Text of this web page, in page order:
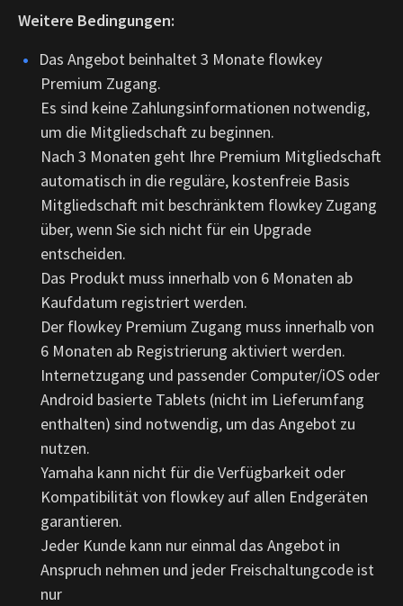
Weitere Bedingungen:
Das Angebot beinhaltet 3 Monate flowkey
Premium Zugang.
Es sind keine Zahlungsinformationen notwendig,
um die Mitgliedschaft zu beginnen.
Nach 3 Monaten geht Ihre Premium Mitgliedschaft
automatisch in die reguläre, kostenfreie Basis
Mitgliedschaft mit beschränktem flowkey Zugang
über, wenn Sie sich nicht für ein Upgrade
entscheiden.
Das Produkt muss innerhalb von 6 Monaten ab
Kaufdatum registriert werden.
Der flowkey Premium Zugang muss innerhalb von
6 Monaten ab Registrierung aktiviert werden.
Internetzugang und passender Computer/iOS oder
Android basierte Tablets (nicht im Lieferumfang
enthalten) sind notwendig, um das Angebot zu
nutzen.
Yamaha kann nicht für die Verfügbarkeit oder
Kompatibilität von flowkey auf allen Endgeräten
garantieren.
Jeder Kunde kann nur einmal das Angebot in
Anspruch nehmen und jeder Freischaltungcode ist
nur